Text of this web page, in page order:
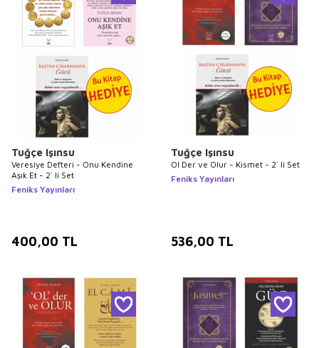
Tuğçe Işınsu
Veresiye Defteri - Onu Kendine
Aşık Et - 2` li Set
Feniks Yayınları
400,00 TL
Tuğçe Işınsu
Ol Der ve Olur - Kısmet - 2` li Set
Feniks Yayınları
536,00 TL